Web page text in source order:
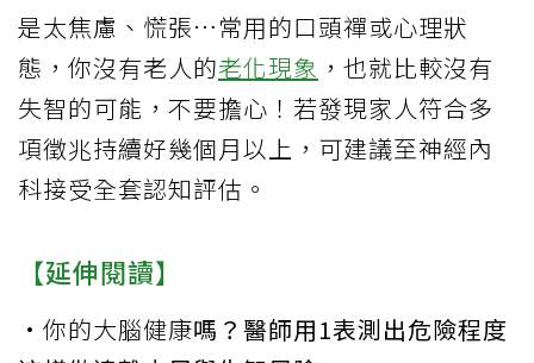
是太焦慮、慌張…常用的口頭禪或心理狀
態，你沒有老人的老化現象 ，也就比較沒有
失智的可能，不要擔心！若發現家人符合多
項徵兆持續好幾個月以上，可建議至神經內
科接受全套認知評估。
【延伸閱讀】
· 你的大腦健康嗎？醫師用1表測出危險程度